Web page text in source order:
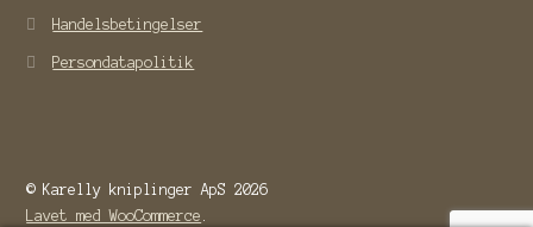
Handelsbetingelser
Persondatapolitik
© Karelly kniplinger ApS 2026
Lavet med WooCommerce